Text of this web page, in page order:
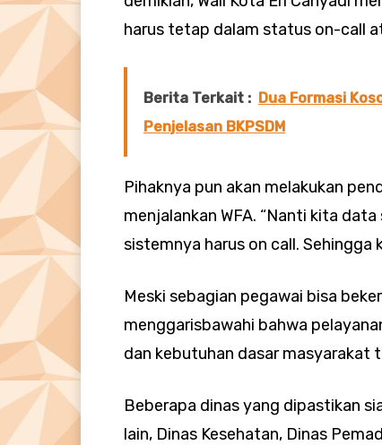
harus tetap dalam status on-call
Berita Terkait : Dua Formasi
Penjelasan BKPSDM
Pihaknya pun akan melakukan
menjalankan WFA. “Nanti kita
sistemnya harus on call.
Meski sebagian pegawai bisa
menggarisbawahi bahwa
dan kebutuhan dasar masyarakat
Beberapa dinas yang dipastikan
lain, Dinas Kesehatan, Dinas